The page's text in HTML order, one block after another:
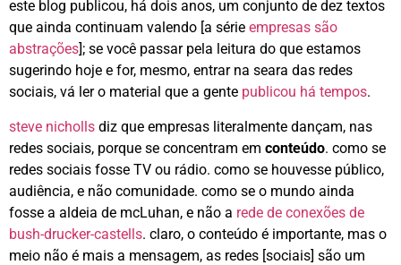
este blog publicou, há dois anos, um conjunto de dez textos
que ainda continuam valendo [a série empresas são
abstrações]; se você passar pela leitura do que estamos
sugerindo hoje e for, mesmo, entrar na seara das redes
sociais, vá ler o material que a gente publicou há tempos.
steve nicholls diz que empresas literalmente dançam, nas
redes sociais, porque se concentram em conteúdo. como se
redes sociais fosse TV ou rádio. como se houvesse público,
audiência, e não comunidade. como se o mundo ainda
fosse a aldeia de mcLuhan, e não a rede de conexões de
bush-drucker-castells. claro, o conteúdo é importante, mas o
meio não é mais a mensagem, as redes [sociais] são um